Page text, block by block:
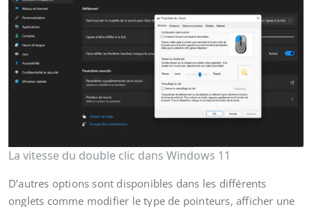
La vitesse du double clic dans Windows 11
D’autres options sont disponibles dans les différents
onglets comme modifier le type de pointeurs, afficher une